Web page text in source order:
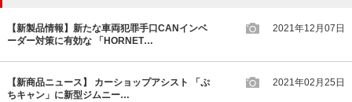
【新製品情報】新たな車両犯罪手口CANインベ
ーダー対策に有効な 「HORNET…
2021年12月07日
【新商品ニュース】 カーショップアシスト 「ぷ
ちキャン」に新型ジムニー…
2021年02月25日